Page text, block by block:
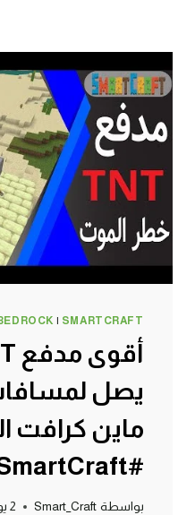
| SMARTCRAFT
يصل
ماين كرافت
#SmartCraft
بواسطة Smart_Craft 2 يونيو، 2022